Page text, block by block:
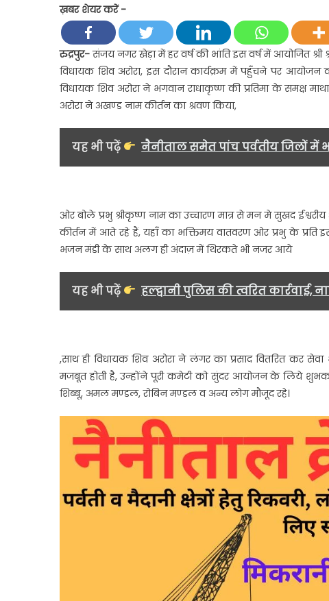
अखण्ड
नाम
कीर्तन
में
रूप
में
शिव
ख़बर शेयर करें -
रुद्रपुर-संजय नगर खेड़ा में हर वर्ष की भांति इस वर्ष में आयोजित
विधायक शिव अरोरा, इस दौरान कार्यक्रम में पहुँचने पर आयोजन
विधायक शिव अरोरा ने भगवान राधाकृष्ण की प्रतिमा के समक्ष
अरोरा ने अखण्ड नाम कीर्तन का श्रवण किया,
यह भी पढ़ें नैनीताल समेत पांच पर्वतीय जिलों में
ओर बोले प्रभु श्रीकृष्ण नाम का उच्चारण मात्र से मन मे सुखद
कीर्तन में आते रहे हैं, यहाँ का भक्तिमय वातवरण ओर प्रभु के प्रति
भजन मंडी के साथ अलग ही अंदाज़ में थिरकते भी नजर आये
यह भी पढ़ें हल्द्वानी पुलिस की त्वरित कार्रवाई,
,साथ ही विधायक शिव अरोरा ने लंगर का प्रसाद वितरित कर
मजबूत होती है, उन्होंने पूरी कमेटी को सुंदर आयोजन के लिये
शिब्बू, अमल मण्डल, रोबिन मण्डल व अन्य लोग मौजूद रहे।